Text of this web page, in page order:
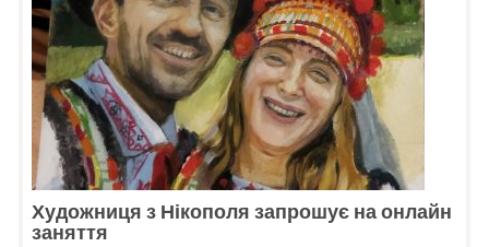
Художниця з Нікополя запрошує на онлайн
заняття